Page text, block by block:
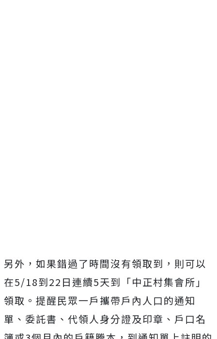
另外，如果錯過了時間沒有領取到，則可以
在5/18到22日連續5天到「中正村集會所」
領取。提醒民眾一戶攜帶戶內人口的通知
單、委託書、代領人身分證及印章、戶口名